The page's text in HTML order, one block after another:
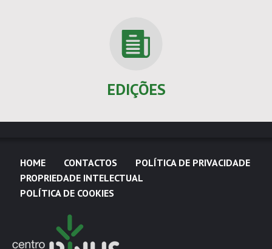
EDIÇÕES
HOME CONTACTOS
POLÍTICA DE PRIVACIDADE
PROPRIEDADE INTELECTUAL
POLÍTICA DE COOKIES